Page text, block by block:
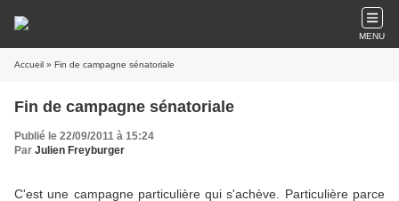
MENU
Accueil » Fin de campagne sénatoriale
Fin de campagne sénatoriale
Publié le 22/09/2011 à 15:24
Par Julien Freyburger
C'est une campagne particulière qui s'achève. Particulière parce